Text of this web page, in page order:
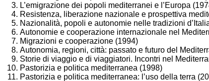
L’emigrazione dei popoli mediterranei e l’Europa
Resistenza, liberazione nazionale e prospettiva
Nazionalità, popoli e autonomie nelle tradizioni
Autonomie e cooperazione internazionale nel
Migrazioni e cooperazione (1994)
Autonomia, regioni, città: passato e futuro del
Storie di viaggio e di viaggiatori. Incontri nel
Pastorizia e politica mediterranea (1998)
Pastorizia e politica mediterranea: l’uso della terra